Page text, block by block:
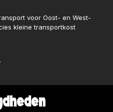
voor Oost- en West-
kleine transportkost